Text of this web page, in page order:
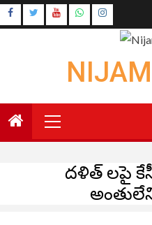
Skip
to
Instagram
Menu
దళిత్ లపై